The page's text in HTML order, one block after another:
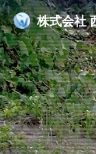
株式会社